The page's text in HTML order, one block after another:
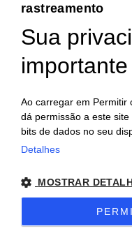
reservados| P.IVA
Legais|
rastreamento
Sua
Ao carregar em Permitir
dá permissão a este
bits de dados no seu
Detalhes
MOSTRAR